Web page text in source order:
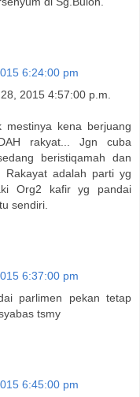
6:24:00 pm
2015 4:57:00 p.m.
mestinya kena berjuang
rakyat... Jgn cuba
beristiqamah dan
Rakayat adalah parti yg
Org2 kafir yg pandai
sendiri.
6:37:00 pm
parlimen pekan tetap
tsmy
6:45:00 pm